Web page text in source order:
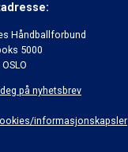
Håndballforbund
5000
på nyhetsbrev
informasjonskapsler